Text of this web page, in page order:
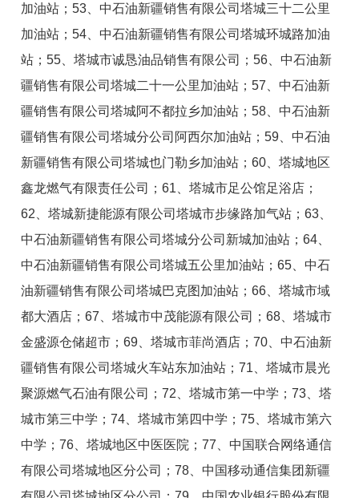
加油站；53、中石油新疆销售有限公司塔城三十二公里
加油站；54、中石油新疆销售有限公司塔城环城路加油
站；55、塔城市诚恳油品销售有限公司；56、中石油新
疆销售有限公司塔城二十一公里加油站；57、中石油新
疆销售有限公司塔城阿不都拉乡加油站；58、中石油新
疆销售有限公司塔城分公司阿西尔加油站；59、中石油
新疆销售有限公司塔城也门勒乡加油站；60、塔城地区
鑫龙燃气有限责任公司；61、塔城市足公馆足浴店；
62、塔城新捷能源有限公司塔城市步缘路加气站；63、
中石油新疆销售有限公司塔城分公司新城加油站；64、
中石油新疆销售有限公司塔城五公里加油站；65、中石
油新疆销售有限公司塔城巴克图加油站；66、塔城市域
都大酒店；67、塔城市中茂能源有限公司；68、塔城市
金盛源仓储超市；69、塔城市菲尚酒店；70、中石油新
疆销售有限公司塔城火车站东加油站；71、塔城市晨光
聚源燃气石油有限公司；72、塔城市第一中学；73、塔
城市第三中学；74、塔城市第四中学；75、塔城市第六
中学；76、塔城地区中医医院；77、中国联合网络通信
有限公司塔城地区分公司；78、中国移动通信集团新疆